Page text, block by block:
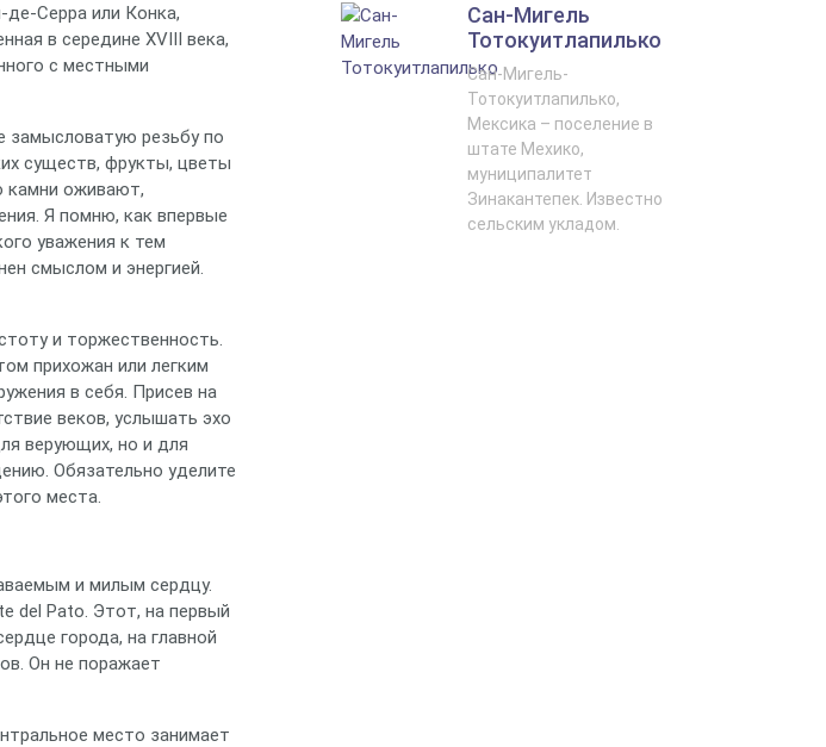
де-Серра или Конка,
в середине XVIII века,
с местными
замысловатую резьбу по
существ, фрукты, цветы
камни оживают,
Я помню, как впервые
уважения к тем
смыслом и энергией.
и торжественность.
прихожан или легким
в себя. Присев на
веков, услышать эхо
верующих, но и для
Обязательно уделите
места.
и милым сердцу.
del Pato. Этот, на первый
города, на главной
Он не поражает
место занимает
Сан-Мигель
Тотокуитлапилько
Сан-Мигель-
Тотокуитлапилько,
Мексика – поселение в
штате Мехико,
муниципалитет
Зинакантепек. Известно
сельским укладом.